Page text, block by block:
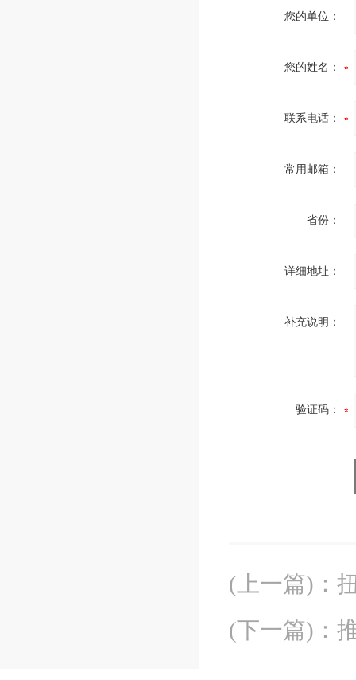
您的单位：
您的姓名：
联系电话：
常用邮箱：
省份：
详细地址：
补充说明：
验证码：
(上一篇) ：
(下一篇) ：